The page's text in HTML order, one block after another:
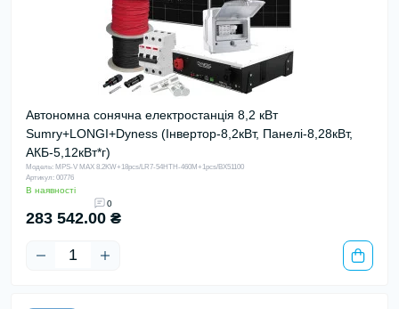
Автономна сонячна електростанція 8,2 кВт
Sumry+LONGI+Dyness (Інвертор-8,2кВт, Панелі-8,28кВт,
АКБ-5,12кВт*г)
Модель: MPS-V MAX 8.2KW+18pcs/LR7-54HTH-460M+1pcs/BX51100
Артикул: 00776
В наявності
0
283 542.00 ₴